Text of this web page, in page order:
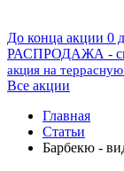
До конца акции 0
РАСПРОДАЖА -
акция на
Все акции
Главная
Статьи
Барбекю -